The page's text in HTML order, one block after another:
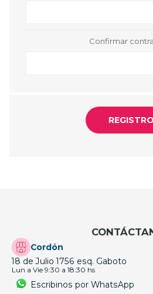
Confirmar
Cordón
18 de Julio 1756 esq. Gaboto
Lun a Vie 9:30 a 18:30 hs
Escribinos por WhatsApp